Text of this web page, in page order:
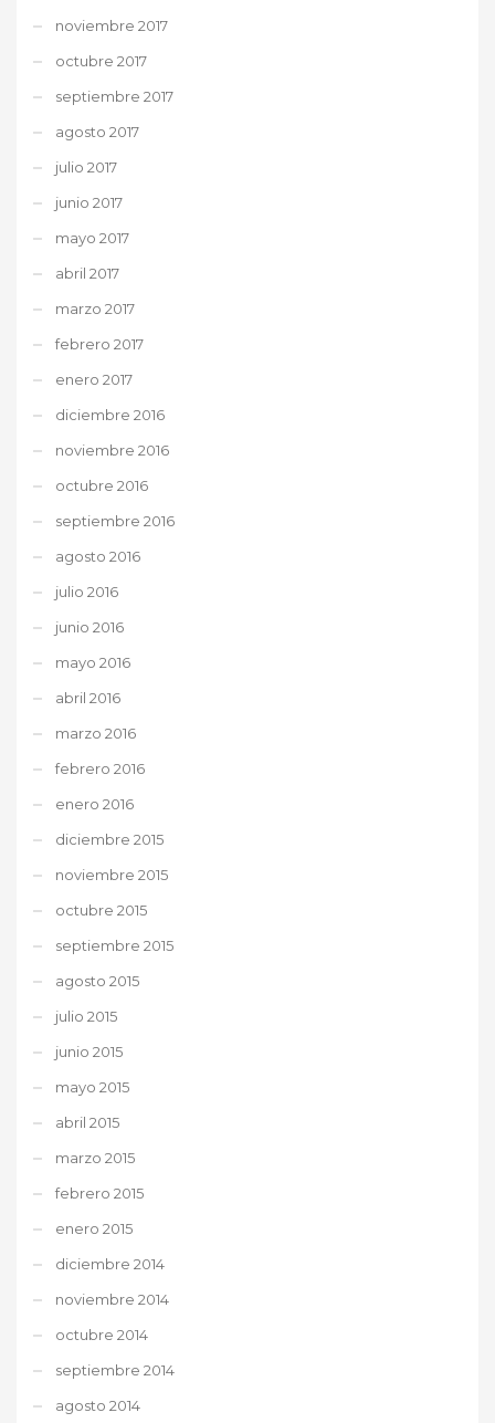
noviembre 2017
octubre 2017
septiembre 2017
agosto 2017
julio 2017
junio 2017
mayo 2017
abril 2017
marzo 2017
febrero 2017
enero 2017
diciembre 2016
noviembre 2016
octubre 2016
septiembre 2016
agosto 2016
julio 2016
junio 2016
mayo 2016
abril 2016
marzo 2016
febrero 2016
enero 2016
diciembre 2015
noviembre 2015
octubre 2015
septiembre 2015
agosto 2015
julio 2015
junio 2015
mayo 2015
abril 2015
marzo 2015
febrero 2015
enero 2015
diciembre 2014
noviembre 2014
octubre 2014
septiembre 2014
agosto 2014